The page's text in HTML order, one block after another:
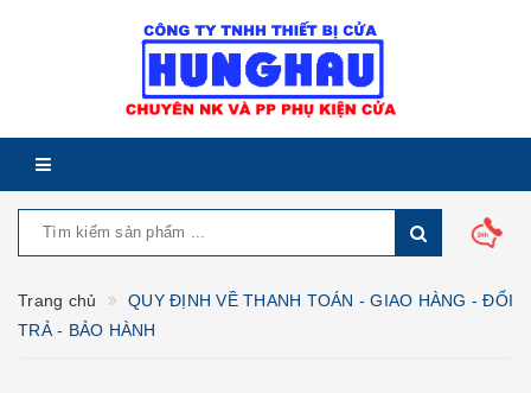
Trang chủ
QUY ĐỊNH VỀ THANH TOÁN - GIAO HÀNG - ĐỔI
TRẢ - BẢO HÀNH